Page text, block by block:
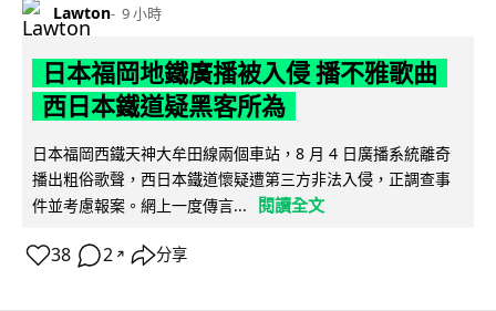
Lawton 9 小時
日本福岡地鐵廣播被入侵 播不雅歌曲
西日本鐵道疑黑客所為
日本福岡西鐵天神大牟田線兩個車站，8 月 4 日廣播系統離奇
播出粗俗歌聲，西日本鐵道懷疑遭第三方非法入侵，正調查事
件並考慮報案。網上一度傳言...
閱讀全文
38 2 ↗ 分享